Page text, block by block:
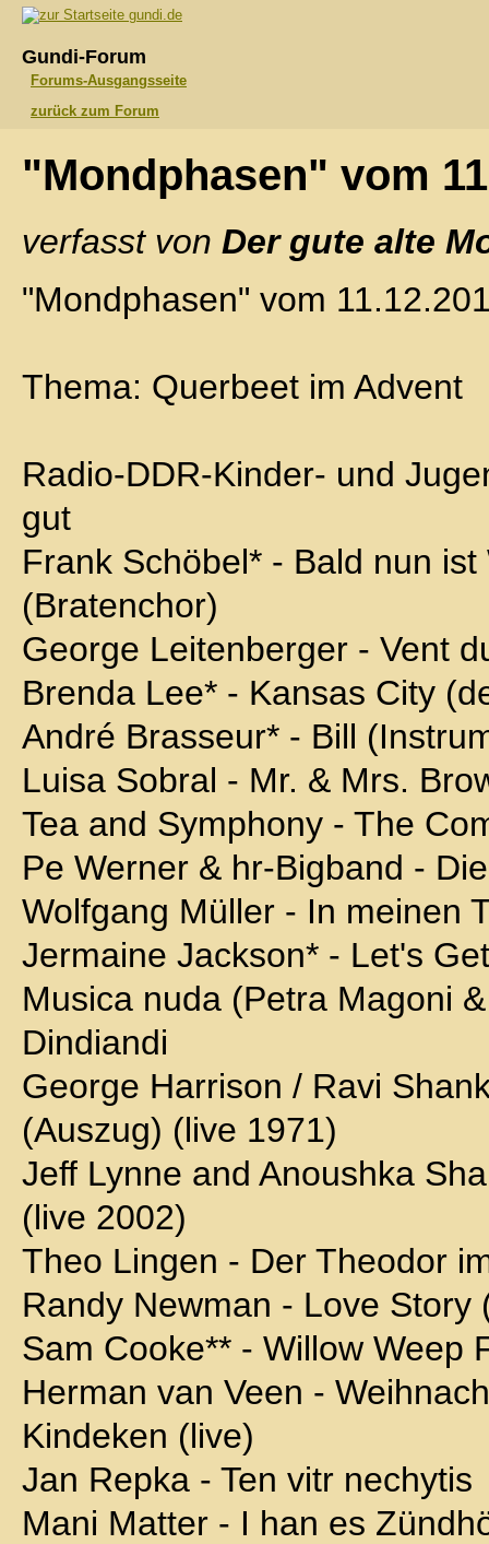
gundi.de
Gundi-Forum
Forums-Ausgangsseite
zurück zum Forum
"Mondphasen" vom
verfasst von Der gute alte
"Mondphasen" vom
Thema: Querbeet im Advent
Radio-DDR-Kinder- und
gut
Frank Schöbel* - Bald nun
(Bratenchor)
George Leitenberger - Vent
Brenda Lee* - Kansas City
André Brasseur* - Bill
Luisa Sobral - Mr. & Mrs.
Tea and Symphony - The
Pe Werner & hr-Bigband -
Wolfgang Müller - In meinen
Jermaine Jackson* - Let's
Musica nuda (Petra Magoni
Dindiandi
George Harrison / Ravi
(Auszug) (live 1971)
Jeff Lynne and Anoushka
(live 2002)
Theo Lingen - Der Theodor
Randy Newman - Love Story
Sam Cooke** - Willow Weep
Herman van Veen -
Kindeken (live)
Jan Repka - Ten vitr nechytis
Mani Matter - I han es